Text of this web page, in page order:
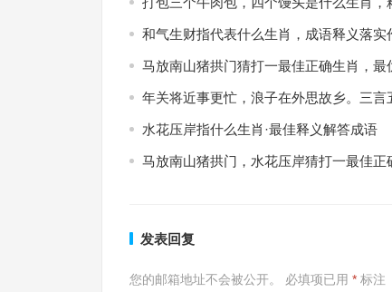
和气生财指代表什么生肖，成语释义落实
马放南山猪拱门猜打一最佳正确生肖，最
年关将近事更忙，浪子在外思故乡。三
水花压岸指什么生肖·最佳释义解答成语
马放南山猪拱门，水花压岸猜打一最佳正
发表回复
您的邮箱地址不会被公开。 必填项已用 * 标注